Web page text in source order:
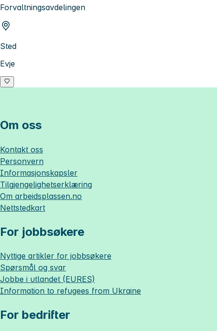
Forvaltningsavdelingen
Sted
Evje
Om oss
Kontakt oss
Personvern
Informasjonskapsler
Tilgjengelighetserklæring
Om arbeidsplassen.no
Nettstedkart
For jobbsøkere
Nyttige artikler for jobbsøkere
Spørsmål og svar
Jobbe i utlandet (EURES)
Information to refugees from Ukraine
For bedrifter